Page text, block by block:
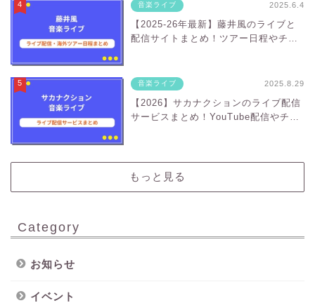
音楽ライブ 2025.6.4
【2025-26年最新】藤井風のライブと
配信サイトまとめ！ツアー日程やチケ
音楽ライブ 2025.8.29
【2026】サカナクションのライブ配信
サービスまとめ！YouTube配信やチケ
もっと見る
Category
お知らせ
イベント